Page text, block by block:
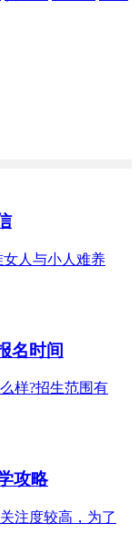
人与小人难养
名时间
样?招生范围有
攻略
注度较高，为了